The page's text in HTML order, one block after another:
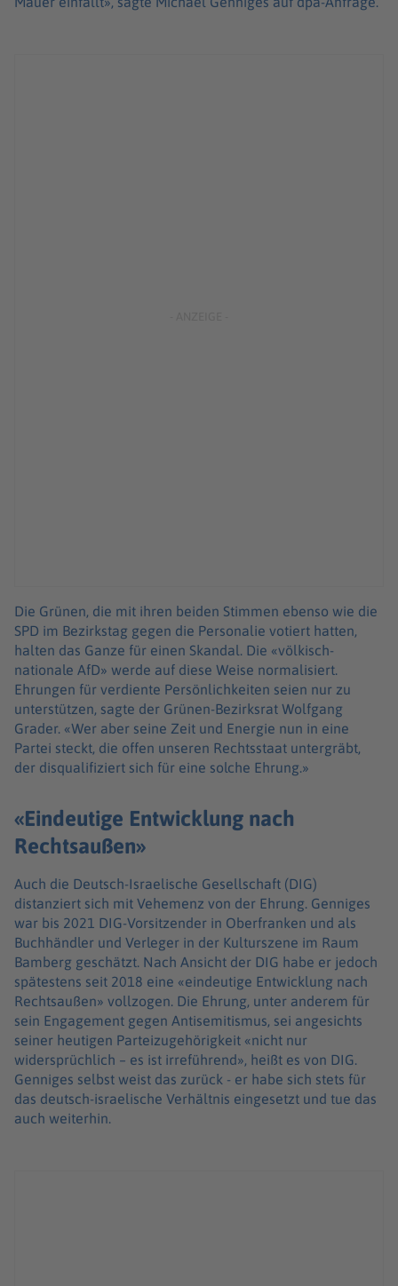
Die Grünen, die mit ihren beiden Stimmen ebenso wie die
SPD im Bezirkstag gegen die Personalie votiert hatten,
halten das Ganze für einen Skandal. Die «völkisch-
nationale AfD» werde auf diese Weise normalisiert.
Ehrungen für verdiente Persönlichkeiten seien nur zu
unterstützen, sagte der Grünen-Bezirksrat Wolfgang
Grader. «Wer aber seine Zeit und Energie nun in eine
Partei steckt, die offen unseren Rechtsstaat untergräbt,
der disqualifiziert sich für eine solche Ehrung.»
«Eindeutige Entwicklung nach
Rechtsaußen»
Auch die Deutsch-Israelische Gesellschaft (DIG)
distanziert sich mit Vehemenz von der Ehrung. Genniges
war bis 2021 DIG-Vorsitzender in Oberfranken und als
Buchhändler und Verleger in der Kulturszene im Raum
Bamberg geschätzt. Nach Ansicht der DIG habe er jedoch
spätestens seit 2018 eine «eindeutige Entwicklung nach
Rechtsaußen» vollzogen. Die Ehrung, unter anderem für
sein Engagement gegen Antisemitismus, sei angesichts
seiner heutigen Parteizugehörigkeit «nicht nur
widersprüchlich – es ist irreführend», heißt es von DIG.
Genniges selbst weist das zurück - er habe sich stets für
das deutsch-israelische Verhältnis eingesetzt und tue das
auch weiterhin.